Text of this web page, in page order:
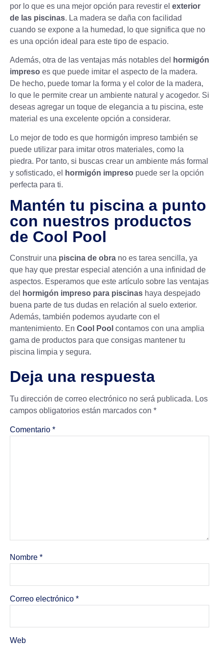
por lo que es una mejor opción para revestir el exterior
de las piscinas. La madera se daña con facilidad
cuando se expone a la humedad, lo que significa que no
es una opción ideal para este tipo de espacio.
Además, otra de las ventajas más notables del
hormigón
impreso es que puede imitar el aspecto de la madera.
De hecho, puede tomar la forma y el color de la madera,
lo que le permite crear un ambiente natural y acogedor. Si
deseas agregar un toque de elegancia a tu piscina, este
material es una excelente opción a considerar.
Lo mejor de todo es que hormigón impreso también se
puede utilizar para imitar otros materiales, como la
piedra. Por tanto, si buscas crear un ambiente más formal
y sofisticado, el
hormigón impreso puede ser la opción
perfecta para ti.
Mantén tu piscina a punto
con nuestros productos
de Cool Pool
Construir una piscina de obra no es tarea sencilla, ya
que hay que prestar especial atención a una infinidad de
aspectos. Esperamos que este artículo sobre las ventajas
del
hormigón impreso para piscinas haya despejado
buena parte de tus dudas en relación al suelo exterior.
Además, también podemos ayudarte con el
mantenimiento. En Cool Pool contamos con una amplia
gama de productos para que consigas mantener tu
piscina limpia y segura.
Deja una respuesta
Tu dirección de correo electrónico no será publicada. Los
campos obligatorios están marcados con *
Comentario *
Nombre *
Correo electrónico *
Web